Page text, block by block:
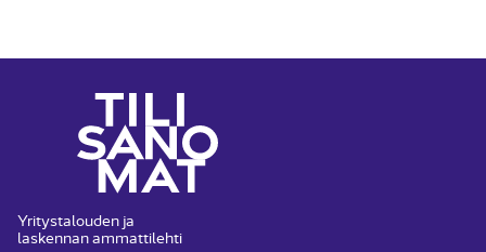
Yritystalouden ja
laskennan ammattilehti